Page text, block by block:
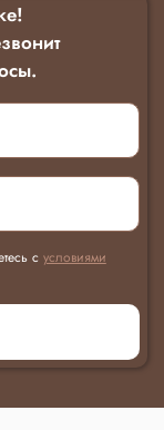
с условиями